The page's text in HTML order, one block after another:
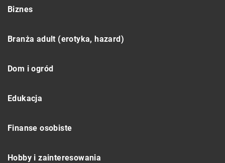
Biznes
Branża adult (erotyka, hazard)
Dom i ogród
Edukacja
Finanse osobiste
Hobby i zainteresowania